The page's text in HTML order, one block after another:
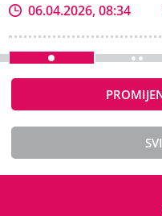
06.04.2026, 08:34